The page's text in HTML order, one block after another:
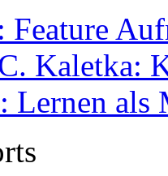
Kaletka:
Lernen als